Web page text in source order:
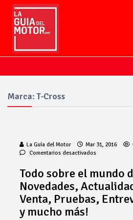
Marca: T-Cross
La Guía del Motor Mar 31, 2016
Comentarios desactivados
el
mundo
del
motor,
Todo sobre el mundo
Novedades,
Venta, Pruebas,
y mucho más!